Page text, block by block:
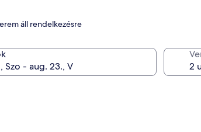
áll rendelkezésre